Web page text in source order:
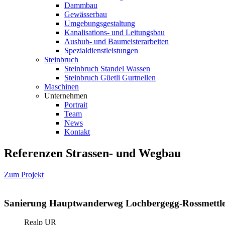
Dammbau
Gewässerbau
Umgebungsgestaltung
Kanalisations- und Leitungsbau
Aushub- und Baumeisterarbeiten
Spezialdienstleistungen
Steinbruch
Steinbruch Standel Wassen
Steinbruch Güetli Gurtnellen
Maschinen
Unternehmen
Portrait
Team
News
Kontakt
Referenzen Strassen- und Wegbau
Zum Projekt
Sanierung Hauptwanderweg Lochbergegg-
Realp UR